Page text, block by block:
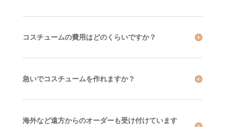
コスチュームの費用はどのくらいですか？
急いでコスチュームを作れますか？
海外など遠方からのオーダーも受け付けています